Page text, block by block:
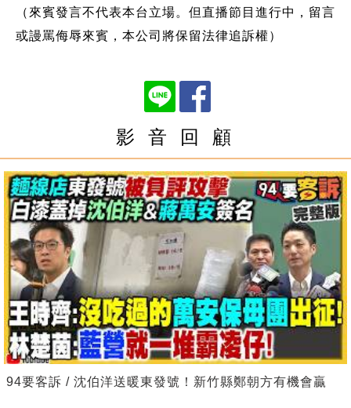
（來賓發言不代表本台立場。但直播節目進行中，留言
或謾罵侮辱來賓，本公司將保留法律追訴權）
影 音 回 顧
94要客訴 / 沈伯洋送暖東發號！新竹縣鄭朝方有機會贏